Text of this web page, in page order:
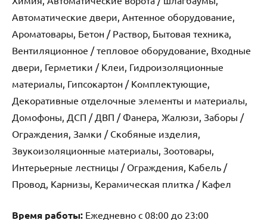
Автоматические двери, Антенное оборудование,
Ароматовары, Бетон / Раствор, Бытовая техника,
Вентиляционное / тепловое оборудование, Входные
двери, Герметики / Клеи, Гидроизоляционные
материалы, Гипсокартон / Комплектующие,
Декоративные отделочные элементы и материалы,
Домофоны, ДСП / ДВП / Фанера, Жалюзи, Заборы /
Ограждения, Замки / Скобяные изделия,
Звукоизоляционные материалы, Зоотовары,
Интерьерные лестницы / Ограждения, Кабель /
Провод, Карнизы, Керамическая плитка / Кафел
Время работы: Ежедневно с 08:00 до 23:00